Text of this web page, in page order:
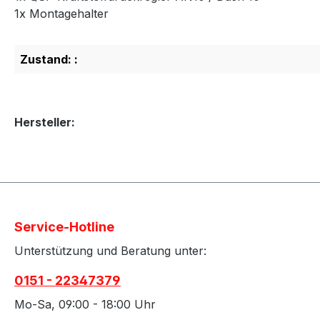
1x Montagehalter
Zustand: :
Hersteller:
Service-Hotline
Unterstützung und Beratung unter:
0151 - 22347379
Mo-Sa, 09:00 - 18:00 Uhr